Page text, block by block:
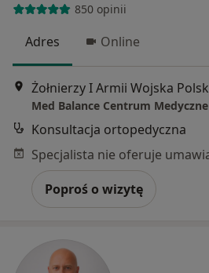
850 opinii
Adres Online
Med Balance Centrum Medyczne
Konsultacja ortopedyczna
Poproś o wizytę